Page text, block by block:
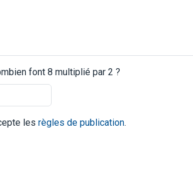
font 8 multiplié par 2 ?
les règles de publication.